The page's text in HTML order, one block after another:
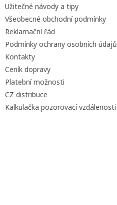
Užitečné návody a tipy
Všeobecné obchodní podmínky
Reklamační řád
Podmínky ochrany osobních údajů
Kontakty
Ceník dopravy
Platební možnosti
CZ distribuce
Kalkulačka pozorovací vzdálenosti